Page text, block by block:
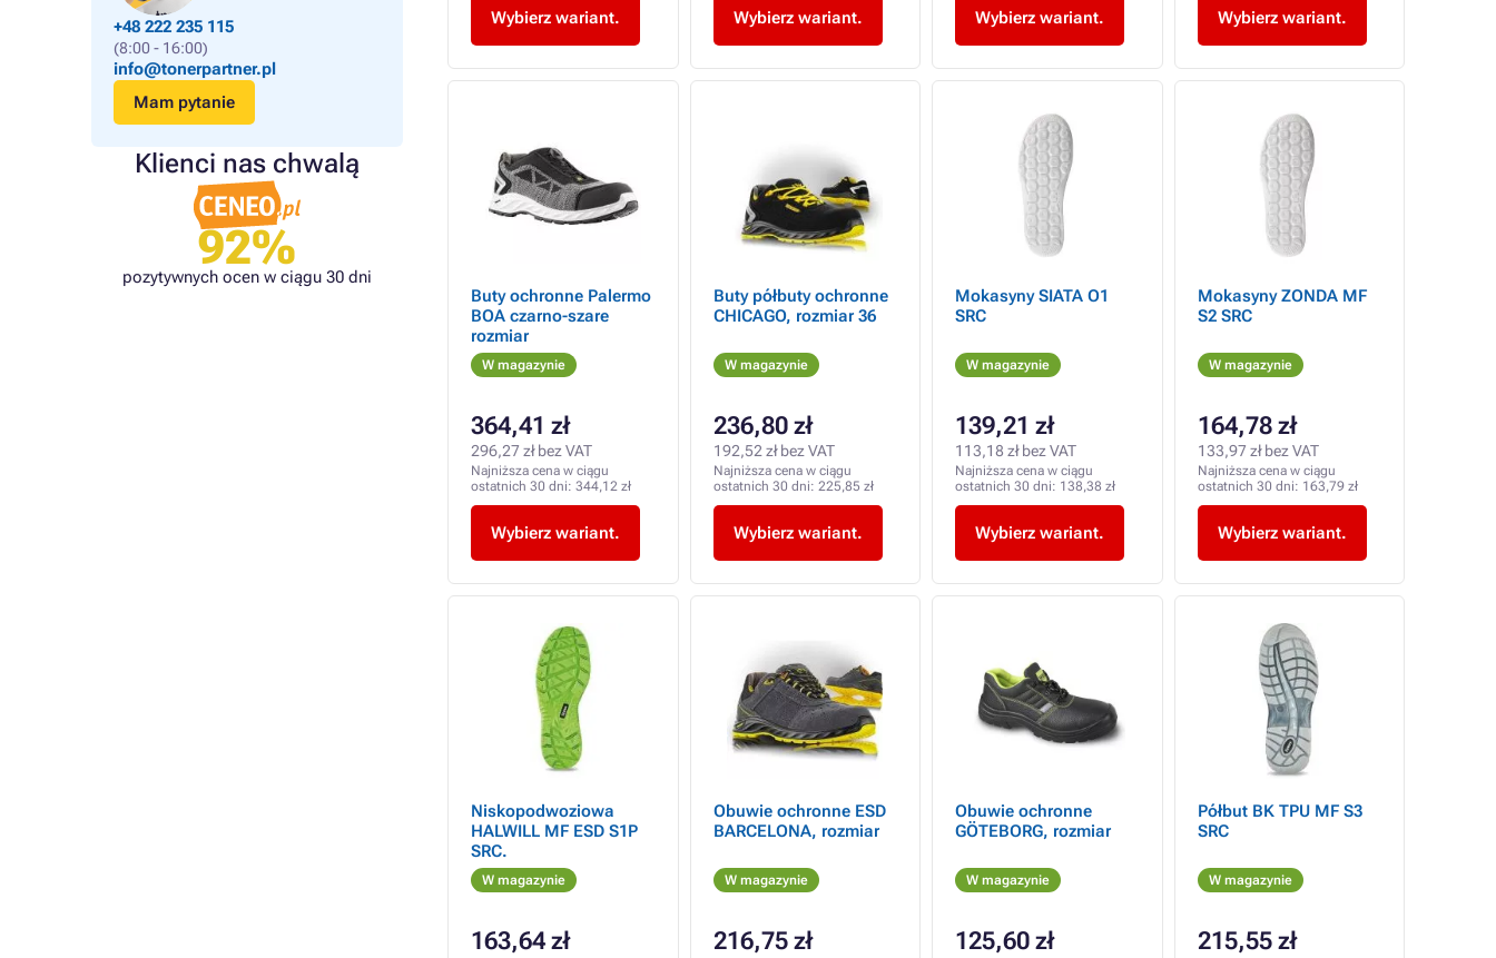
+48 222 235 115
(8:00 - 16:00)
info@tonerpartner.pl
Mam pytanie
Klienci nas chwalą
92%
pozytywnych ocen w ciągu 30 dni
Wybierz wariant. Wybierz wariant. Wybierz wariant. Wybierz wariant.
Buty ochronne Palermo
BOA czarno-szare
rozmiar
W magazynie
364,41 zł
296,27 zł bez VAT
Najniższa cena w ciągu
ostatnich 30 dni: 344,12 zł
Wybierz wariant.
Buty półbuty ochronne
CHICAGO, rozmiar 36
W magazynie
236,80 zł
192,52 zł bez VAT
Najniższa cena w ciągu
ostatnich 30 dni: 225,85 zł
Wybierz wariant.
Mokasyny SIATA O1
SRC
W magazynie
139,21 zł
113,18 zł bez VAT
Najniższa cena w ciągu
ostatnich 30 dni: 138,38 zł
Wybierz wariant.
Mokasyny ZONDA MF
S2 SRC
W magazynie
164,78 zł
133,97 zł bez VAT
Najniższa cena w ciągu
ostatnich 30 dni: 163,79 zł
Wybierz wariant.
Niskopodwoziowa
HALWILL MF ESD S1P
SRC.
W magazynie
163,64 zł
Obuwie ochronne ESD
BARCELONA, rozmiar
W magazynie
216,75 zł
Obuwie ochronne
GÖTEBORG, rozmiar
W magazynie
125,60 zł
Półbut BK TPU MF S3
SRC
W magazynie
215,55 zł